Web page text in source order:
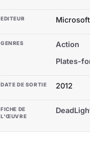
EDITEUR Microsoft
GENRES
Action
Plates-
DATE DE SORTIE 2012
FICHE DE
L'ŒUVRE